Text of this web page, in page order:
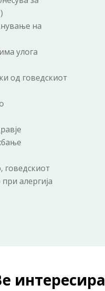
на
улога
од говедскиот
говедскиот
алергија
интересира